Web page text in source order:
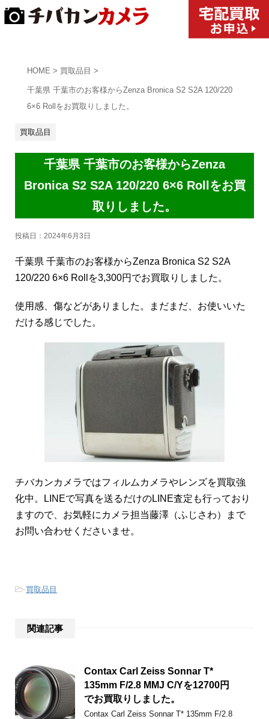
HOME > 買取品目 >
千葉県 千葉市のお客様からZenza Bronica S2 S2A 120/220
6×6 Rollをお買取りしました。
買取品目
千葉県 千葉市のお客様からZenza
Bronica S2 S2A 120/220 6×6 Rollをお買
取りしました。
投稿日： 2024年6月3日
千葉県 千葉市のお客様からZenza Bronica S2 S2A
120/220 6×6 Rollを3,300円でお買取りしました。
使用感、傷などがありました。まだまだ、お使いいた
だける感じでした。
チバカンカメラではフィルムカメラやレンズを買取強
化中。LINEで写真を送るだけのLINE査定も行っており
ますので、お気軽にカメラ担当藤澤（ふじさわ）まで
お問い合わせくださいませ。
-買取品目
関連記事
Contax Carl Zeiss Sonnar T*
135mm F/2.8 MMJ C/Yを12700円
でお買取りしました。
Contax Carl Zeiss Sonnar T* 135mm F/2.8